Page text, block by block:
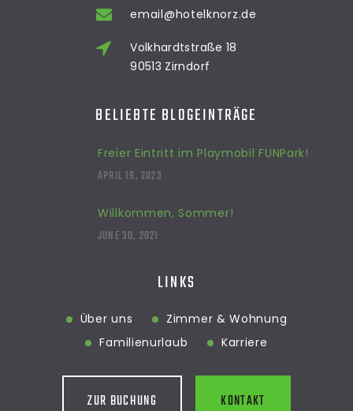
email@hotelknorz.de
Volkhardtstraße 18
90513 Zirndorf
BELIEBTE BLOGEINTRÄGE
Freier Eintritt im Playmobil FUNPark!
APRIL 19, 2023
Willkommen, Sommer!
JUNE 30, 2021
LINKS
Über uns
Zimmer & Wohnung
Familienurlaub
Karriere
ZUR BUCHUNG KONTAKT